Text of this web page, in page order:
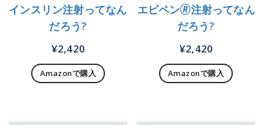
インスリン注射ってなん
だろう?
¥2,420
Amazonで購入
エピペン🄬注射ってなん
だろう?
¥2,420
Amazonで購入